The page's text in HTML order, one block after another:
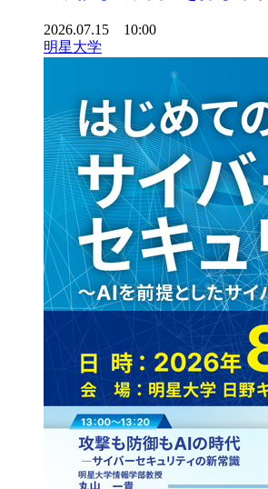
2026.07.15 10:00
明星大学